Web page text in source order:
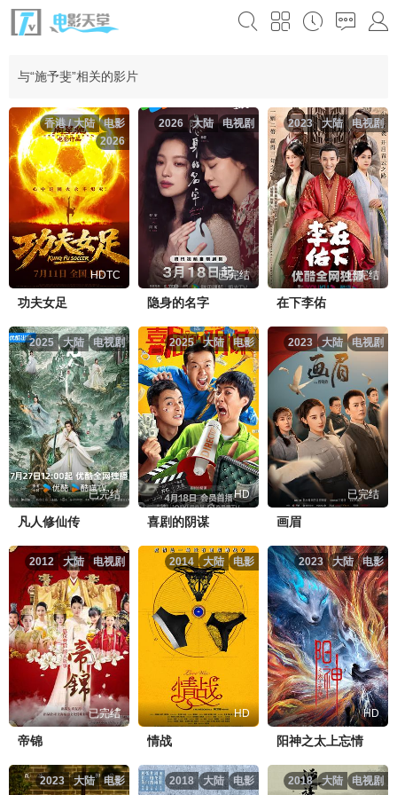
与“施予斐”相关的影片
电影
香港 / 大陆
2026
HDTC
功夫女足
电视剧
大陆
2026
已完结
隐身的名字
电视剧
大陆
2023
已完结
在下李佑
电视剧
大陆
2025
已完结
凡人修仙传
电影
大陆
2025
HD
喜剧的阴谋
电视剧
大陆
2023
已完结
画眉
电视剧
大陆
2012
已完结
帝锦
电影
大陆
2014
HD
情战
电影
大陆
2023
HD
阳神之太上忘情
电影
大陆
2023 电影
大陆
2018 电视剧
大陆
2018